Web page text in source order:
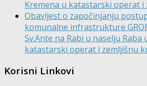
Kremena u katastarski operat
Obavijest o započinjanju
komunalne infrastrukture
Sv.Ante na Rabi u naselju Raba
katastarski operat i zemljišnu
Korisni Linkovi